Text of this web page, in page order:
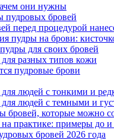
они нужны
бровей
перед процедурой
пудры на брови:
для своих бровей
разных типов кожи
пудровые брови
людей с тонкими и
людей с темными и
бровей, которые можно
практике: примеры до и
бровей 2026 года